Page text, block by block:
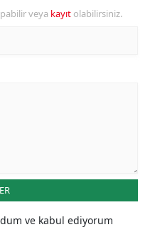
veya kayıt olabilirsiniz.
ve kabul ediyorum